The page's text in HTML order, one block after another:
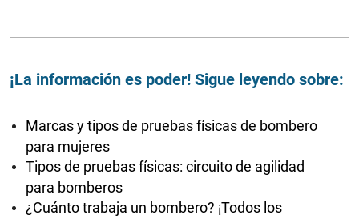
¡La información es poder! Sigue leyendo sobre:
Marcas y tipos de pruebas físicas de bombero
para mujeres
Tipos de pruebas físicas: circuito de agilidad
para bomberos
¿Cuánto trabaja un bombero? ¡Todos los